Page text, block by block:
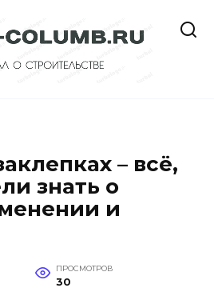
– всё,
знать о
и
ПРОСМОТРОВ
30